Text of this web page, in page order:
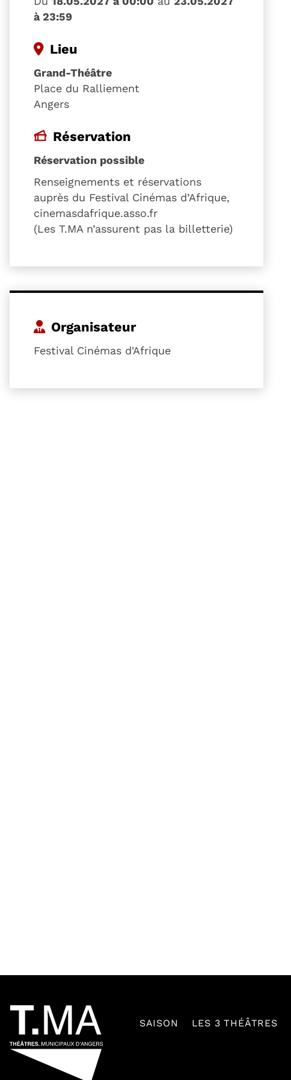
à 23:59
Lieu
Grand-Théâtre
Place du Ralliement
Angers
Réservation
Réservation possible
Renseignements et réservations
auprès du Festival Cinémas d’Afrique,
cinemasdafrique.asso.fr
(Les T.MA n’assurent pas la billetterie)
Organisateur
Festival Cinémas d'Afrique
SAISON LES 3 THÉÂTRES